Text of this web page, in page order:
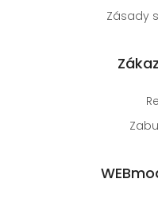
Zásady